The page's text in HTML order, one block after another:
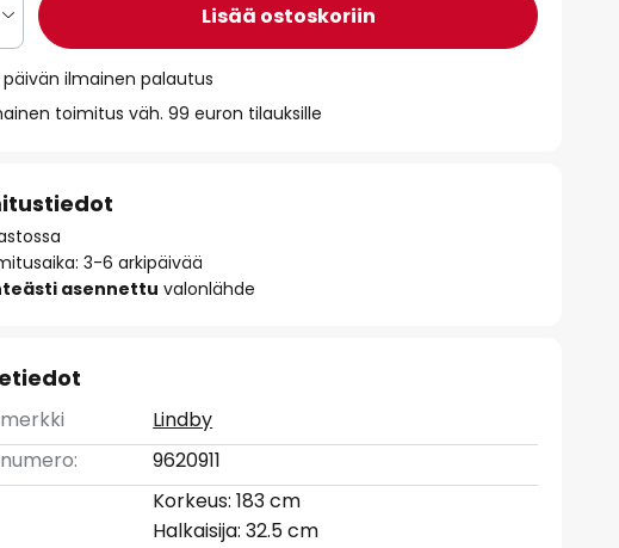
Lisää ostoskoriin
päivän ilmainen palautus
toimitus väh. 99 euron tilauksille
3-6 arkipäivää
asennettu valonlähde
Lindby
9620911
Korkeus: 183 cm
Halkaisija: 32.5 cm